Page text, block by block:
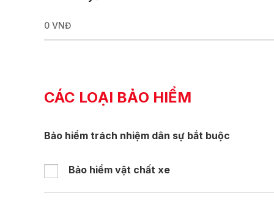
0 VNĐ
CÁC LOẠI BẢO HIỂM
Bảo hiểm trách nhiệm dân sự bắt buộc
Bảo hiểm vật chất xe